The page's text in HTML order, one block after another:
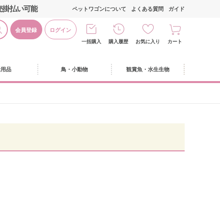
掛払い可能
会員登録 ログイン
ペットワゴンについて よくある質問 ガイド
一括購入 購入履歴 お気に入り カート
品 鳥・小動物 観賞魚・水生生物